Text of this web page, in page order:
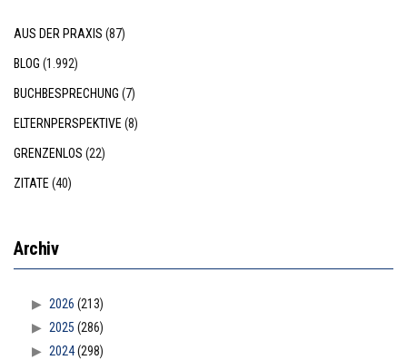
AUS DER PRAXIS (87)
BLOG (1.992)
BUCHBESPRECHUNG (7)
ELTERNPERSPEKTIVE(8)
GRENZENLOS (22)
ZITATE(40)
Archiv
2026 (213)
2025 (286)
2024(298)